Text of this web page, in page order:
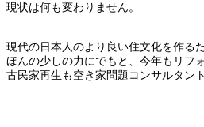
現状は何も変わりません。
現代の日本人のより良い住文化を作る
ほんの少しの力にでもと、今年もリフ
古民家再生も空き家問題コンサルタン